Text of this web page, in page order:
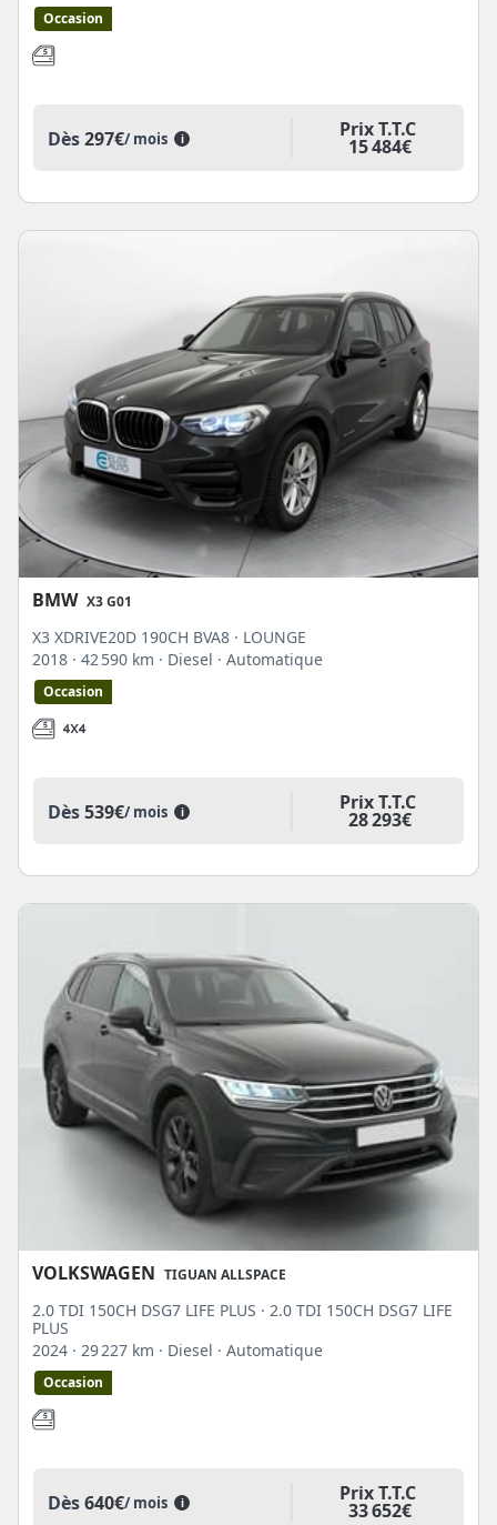
Occasion
Dès297€/ mois i Prix T.T.C
15 484€
BMW X3 G01
X3 XDRIVE20D 190CH BVA8 · LOUNGE
2018 · 42 590 km · Diesel · Automatique
Occasion
Dès539€/ mois i Prix T.T.C
28 293€
VOLKSWAGEN TIGUAN ALLSPACE
2.0 TDI 150CH DSG7 LIFE PLUS · 2.0 TDI 150CH DSG7 LIFE
PLUS
2024 · 29 227 km · Diesel · Automatique
Occasion
Dès640€/ mois i Prix T.T.C
33 652€